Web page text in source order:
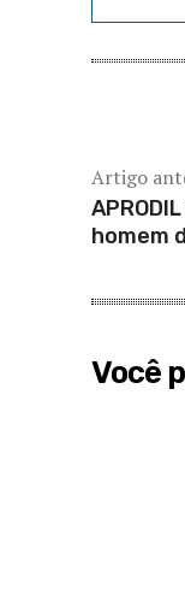
Artigo
homem
Você